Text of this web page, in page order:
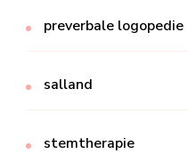
preverbale logopedie
salland
stemtherapie